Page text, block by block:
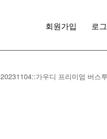
회원가입 로
20231104::가우디 프리미엄 버스